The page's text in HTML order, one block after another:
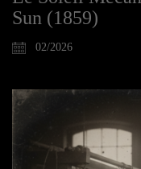
Sun (1859)
02/2026